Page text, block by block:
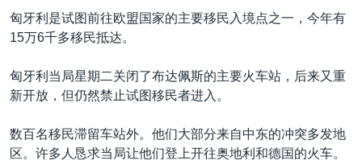
匈牙利是试图前往欧盟国家的主要移民入境点之一，今年有
15万6千多移民抵达。
匈牙利当局星期二关闭了布达佩斯的主要火车站，后来又重
新开放，但仍然禁止试图移民者进入。
数百名移民滞留车站外。他们大部分来自中东的冲突多发地
区。许多人恳求当局让他们登上开往奥地利和德国的火车。